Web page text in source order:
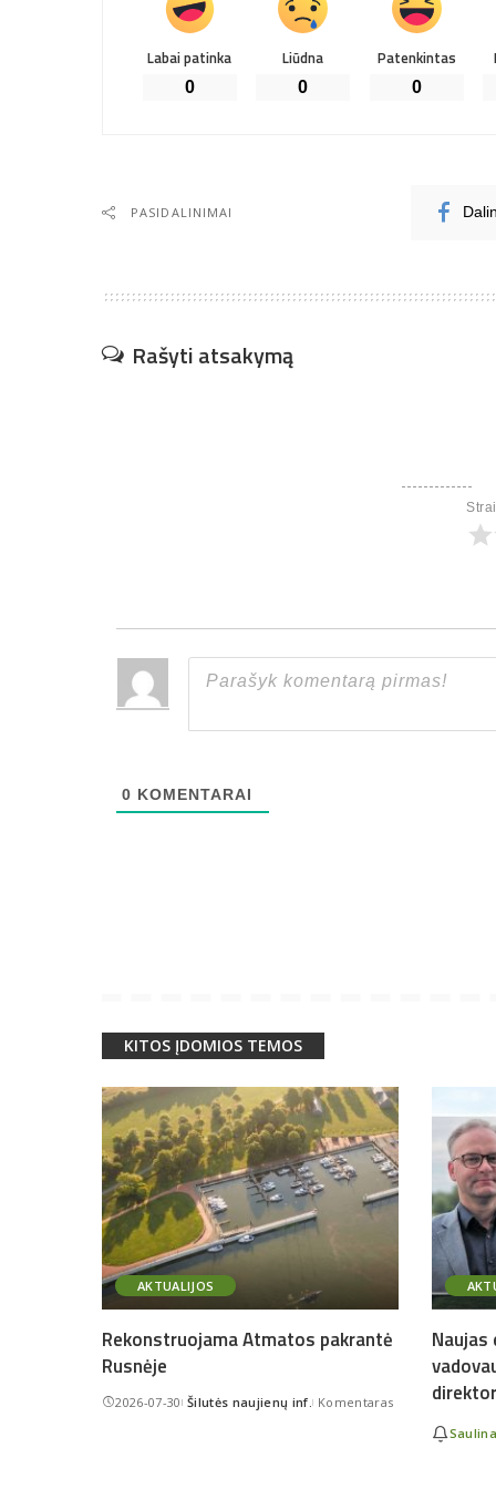
Labai patinka
0
Liūdna
0
Patenkintas
0
PASIDALINIMAI
Rašyti atsakymą
0 KOMENTARAI
KITOS ĮDOMIOS TEMOS
AKTUALIJOS
Rekonstruojama Atmatos pakrantė
Rusnėje
2026-07-30Posted
Šilutės naujienų inf. Komentaras
Saulina